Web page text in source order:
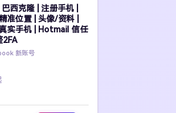
西克隆 | 注册手机 |
准位置 | 头像/资料 |
实手机 | Hotmail 信任
2FA
新账号